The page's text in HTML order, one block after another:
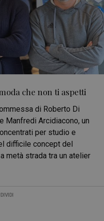
che non ti aspetti
di Roberto Di
Manfredi Arcidiacono, un
per studio e
difficile concept del
metà strada tra un atelier